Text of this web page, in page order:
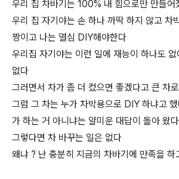
우리 집 차바기는 100% 내 힘으로만 만들어
우리 집 자기야는 손 하나 까딱 하지 않고 차
짱이고 나는 열심 DIY해야한다
우리집 자기야는 이런 일에 재능이 하나도 없
없다
그러면서 차가 좀 더 컸으면 좋겠다고 큰 차
그럼 그 차는 누가 차박용으로 DIY 하냐고
가 하는 거 아니냐는 얄미운 대답이 돌아 왔다
그렇다면 차 바꾸는 일은 없다
왜냐 ? 난 충분히 지금의 차바기에 만족을 하